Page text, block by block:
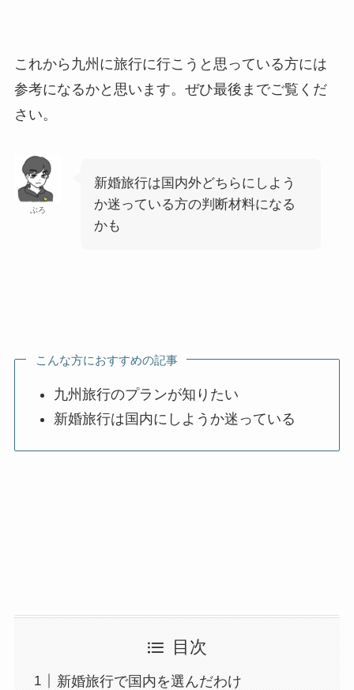
これから九州に旅行に行こうと思っている方には
参考になるかと思います。ぜひ最後までご覧くだ
さい。
ぶろ
新婚旅行は国内外どちらにしよう
か迷っている方の判断材料になる
かも
こんな方におすすめの記事
九州旅行のプランが知りたい
新婚旅行は国内にしようか迷っている
目次
新婚旅行で国内を選んだわけ